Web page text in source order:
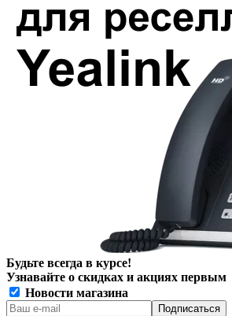
Будьте всегда в курсе!
Узнавайте о скидках и акциях первым
Новости магазина